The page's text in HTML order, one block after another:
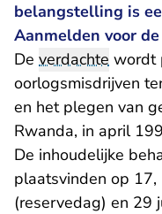
belangstelling is
Aanmelden voor
De verdachte wordt
oorlogsmisdrijven
en het plegen van
Rwanda, in april
De inhoudelijke
plaatsvinden op
(reservedag) en 29